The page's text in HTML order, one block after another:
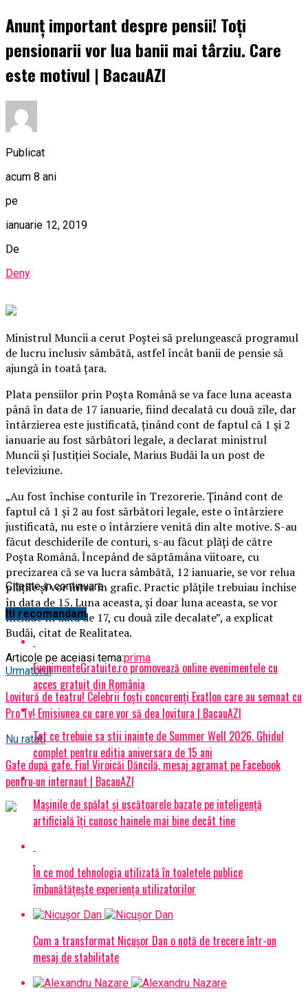
Anunț important despre pensii! Toți
pensionarii vor lua banii mai târziu. Care
este motivul | BacauAZI
Publicat
acum 8 ani
pe
ianuarie 12, 2019
De
Deny
Ministrul Muncii a cerut Poştei să prelungească programul
de lucru inclusiv sâmbătă, astfel încât banii de pensie să
ajungă în toată ţara.
Plata pensiilor prin Poşta Română se va face luna aceasta
până în data de 17 ianuarie, fiind decalată cu două zile, dar
întârzierea este justificată, ţinând cont de faptul că 1 şi 2
ianuarie au fost sărbători legale, a declarat ministrul
Muncii şi Justiţiei Sociale, Marius Budăi la un post de
televiziune.
„Au fost închise conturile în Trezorerie. Ţinând cont de
faptul că 1 şi 2 au fost sărbători legale, este o întârziere
justificată, nu este o întârziere venită din alte motive. S-au
făcut deschiderile de conturi, s-au făcut plăţi de către
Poşta Română. Începând de săptămâna viitoare, cu
precizarea că se va lucra sâmbătă, 12 ianuarie, se vor relua
plăţile şi vor intra în grafic. Practic plăţile trebuiau închise
în data de 15. Luna aceasta, şi doar luna aceasta, se vor
închide în data de 17, cu două zile decalate”, a explicat
Budăi, citat de Realitatea.
Articole pe aceiasi tema:prima
Urmatorul
Lovitură de teatru! Celebrii foști concurenți Exatlon care au semnat cu
Pro Tv! Emisiunea cu care vor să dea lovitura | BacauAZI
Nu ratati
Gafe după gafe. Fiul Viroicăi Dăncilă, mesaj agramat pe Facebook
pentru un internaut | BacauAZI
Citeste in continuare
Iti recomandam
EvenimenteGratuite.ro promovează online evenimentele cu
acces gratuit din România
Tot ce trebuie sa stii inainte de Summer Well 2026. Ghidul
complet pentru editia aniversara de 15 ani
Mașinile de spălat și uscătoarele bazate pe inteligență
artificială îți cunosc hainele mai bine decât tine
În ce mod tehnologia utilizată în toaletele publice
îmbunătățește experiența utilizatorilor
Cum a transformat Nicușor Dan o notă de trecere într-un
mesaj de stabilitate